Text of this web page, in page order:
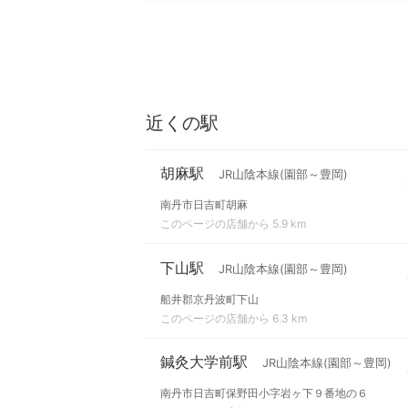
近くの駅
胡麻駅 JR山陰本線(園部～豊岡)
南丹市日吉町胡麻
このページの店舗から 5.9 km
下山駅 JR山陰本線(園部～豊岡)
船井郡京丹波町下山
このページの店舗から 6.3 km
鍼灸大学前駅 JR山陰本線(園部～豊岡)
南丹市日吉町保野田小字岩ヶ下９番地の６